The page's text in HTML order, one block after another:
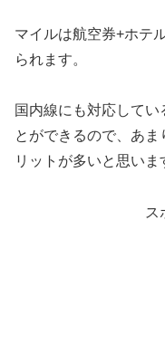
マイルは航空券+ホテ
られます。
国内線にも対応してい
とができるので、あ
リットが多いと思いま
ス